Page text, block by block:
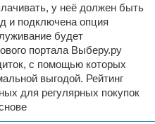
у неё должен быть
и подключена опция
будет
портала Выберу.ру
с помощью которых
выгодой. Рейтинг
для регулярных покупок